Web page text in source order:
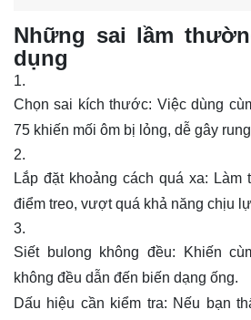
Những sai lầm
dụng
Chọn sai kích thước: Việc dùng
75 khiến mối ôm bị lỏng, dễ gây
Lắp đặt khoảng cách quá xa: Làm
điểm treo, vượt quá khả năng chịu
Siết bulong không đều: Khiến
không đều dẫn đến biến dạng ống.
Dấu hiệu cần kiểm tra: Nếu bạn